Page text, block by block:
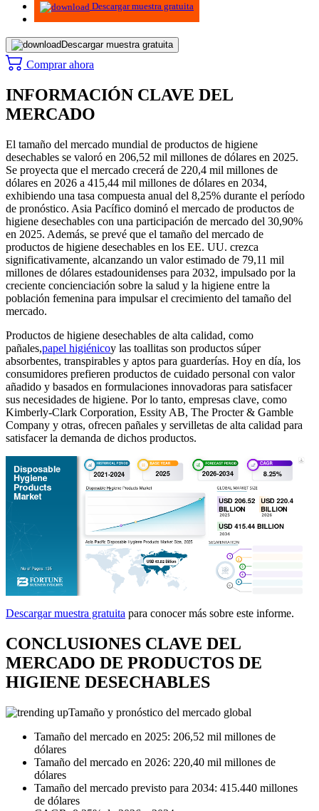
Descargar muestra gratuita
Descargar muestra gratuita
Comprar ahora
INFORMACIÓN CLAVE DEL
MERCADO
El tamaño del mercado mundial de productos de higiene
desechables se valoró en 206,52 mil millones de dólares en 2025.
Se proyecta que el mercado crecerá de 220,4 mil millones de
dólares en 2026 a 415,44 mil millones de dólares en 2034,
exhibiendo una tasa compuesta anual del 8,25% durante el período
de pronóstico. Asia Pacífico dominó el mercado de productos de
higiene desechables con una participación de mercado del 30,90%
en 2025. Además, se prevé que el tamaño del mercado de
productos de higiene desechables en los EE. UU. crezca
significativamente, alcanzando un valor estimado de 79,11 mil
millones de dólares estadounidenses para 2032, impulsado por la
creciente concienciación sobre la salud y la higiene entre la
población femenina para impulsar el crecimiento del tamaño del
mercado.
Productos de higiene desechables de alta calidad, como
pañales,papel higiénicoy las toallitas son productos súper
absorbentes, transpirables y aptos para guarderías. Hoy en día, los
consumidores prefieren productos de cuidado personal con valor
añadido y basados ​​en formulaciones innovadoras para satisfacer
sus necesidades de higiene. Por lo tanto, empresas clave, como
Kimberly-Clark Corporation, Essity AB, The Procter & Gamble
Company y otras, ofrecen pañales y servilletas de alta calidad para
satisfacer la demanda de dichos productos.
Descargar muestra gratuita para conocer más sobre este informe.
CONCLUSIONES CLAVE DEL
MERCADO DE PRODUCTOS DE
HIGIENE DESECHABLES
Tamaño y pronóstico del mercado global
Tamaño del mercado en 2025: 206,52 mil millones de
dólares
Tamaño del mercado en 2026: 220,40 mil millones de
dólares
Tamaño del mercado previsto para 2034: 415.440 millones
de dólares